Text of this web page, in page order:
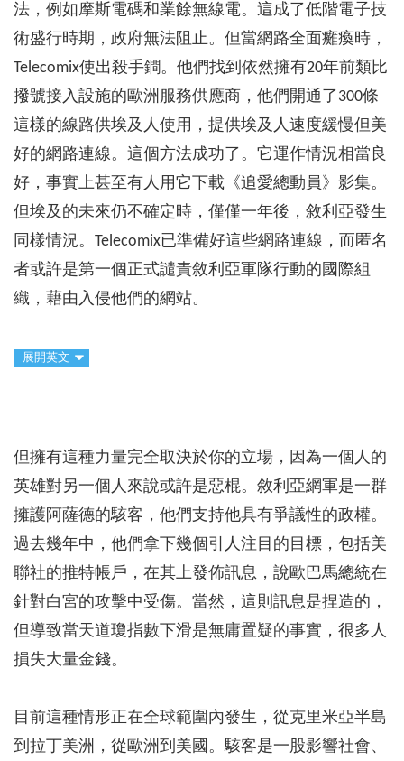
法，例如摩斯電碼和業餘無線電。這成了低階電子技
術盛行時期，政府無法阻止。但當網路全面癱瘓時，
Telecomix使出殺手鐧。他們找到依然擁有20年前類比
撥號接入設施的歐洲服務供應商，他們開通了300條
這樣的線路供埃及人使用，提供埃及人速度緩慢但美
好的網路連線。這個方法成功了。它運作情況相當良
好，事實上甚至有人用它下載《追愛總動員》影集。
但埃及的未來仍不確定時，僅僅一年後，敘利亞發生
同樣情況。Telecomix已準備好這些網路連線，而匿名
者或許是第一個正式譴責敘利亞軍隊行動的國際組
織，藉由入侵他們的網站。
展開英文
但擁有這種力量完全取決於你的立場，因為一個人的
英雄對另一個人來說或許是惡棍。敘利亞網軍是一群
擁護阿薩德的駭客，他們支持他具有爭議性的政權。
過去幾年中，他們拿下幾個引人注目的目標，包括美
聯社的推特帳戶，在其上發佈訊息，說歐巴馬總統在
針對白宮的攻擊中受傷。當然，這則訊息是捏造的，
但導致當天道瓊指數下滑是無庸置疑的事實，很多人
損失大量金錢。
目前這種情形正在全球範圍內發生，從克里米亞半島
到拉丁美洲，從歐洲到美國。駭客是一股影響社會、